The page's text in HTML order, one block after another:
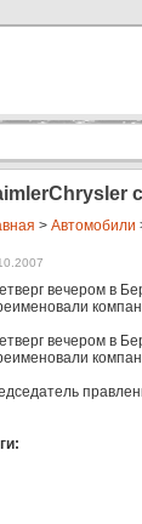
> Автомобили
вечером в
вечером в